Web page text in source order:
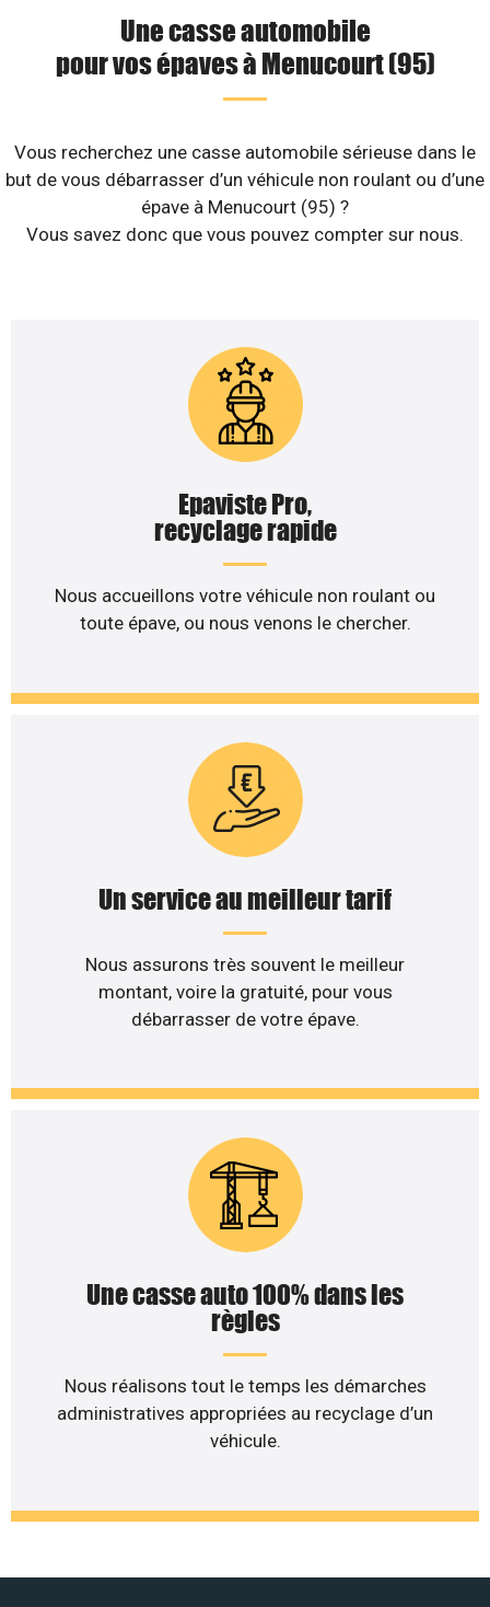
Une casse automobile
pour vos épaves à Menucourt (95)
Vous recherchez une casse automobile sérieuse dans le
but de vous débarrasser d’un véhicule non roulant ou d’une
épave à Menucourt (95) ?
Vous savez donc que vous pouvez compter sur nous.
Epaviste Pro,
recyclage rapide
Nous accueillons votre véhicule non roulant ou
toute épave, ou nous venons le chercher.
Un service au meilleur tarif
Nous assurons très souvent le meilleur
montant, voire la gratuité, pour vous
débarrasser de votre épave.
Une casse auto 100% dans les
règles
Nous réalisons tout le temps les démarches
administratives appropriées au recyclage d’un
véhicule.